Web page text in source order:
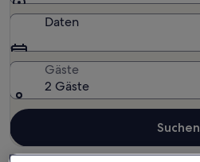
Daten
Gäste
2 Gäste
Suchen